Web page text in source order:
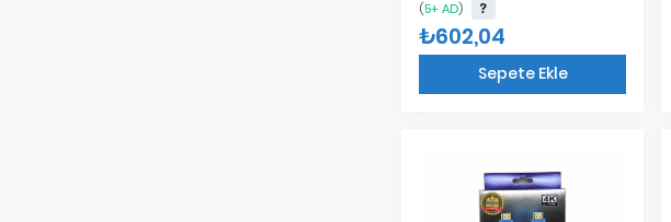
(5+ AD)
₺602,04
Sepete Ekle